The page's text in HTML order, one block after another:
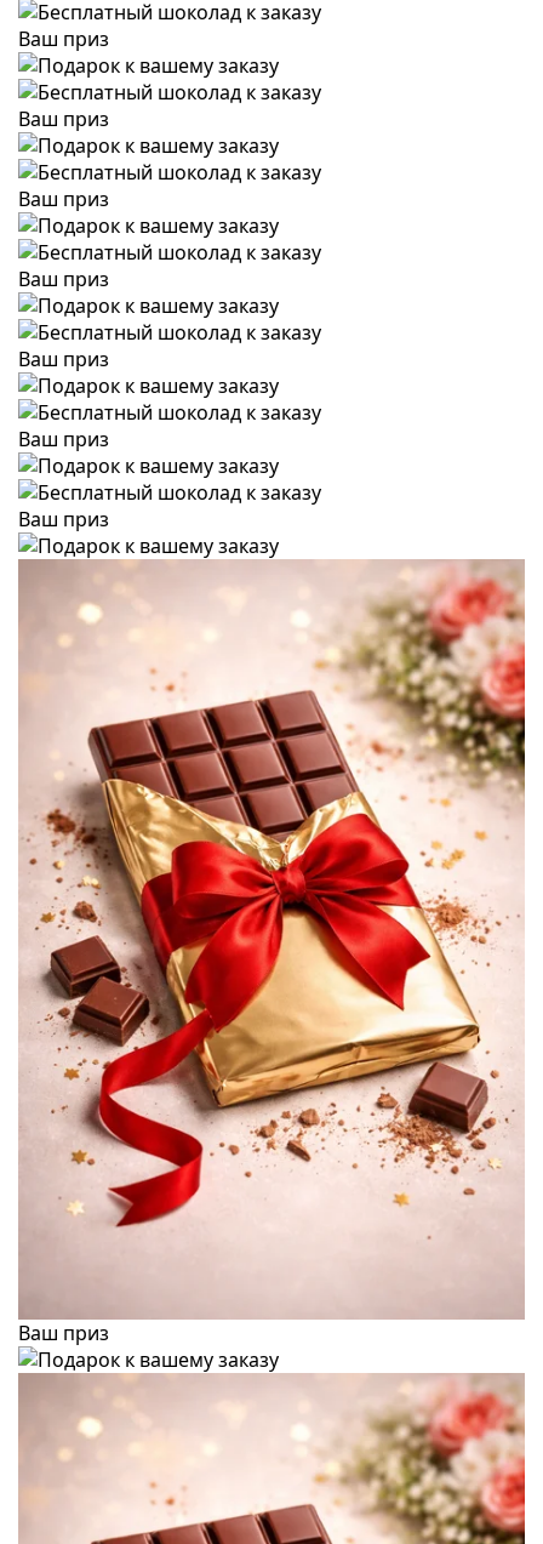
Ваш приз
Ваш приз
Ваш приз
Ваш приз
Ваш приз
Ваш приз
Ваш приз
Ваш приз